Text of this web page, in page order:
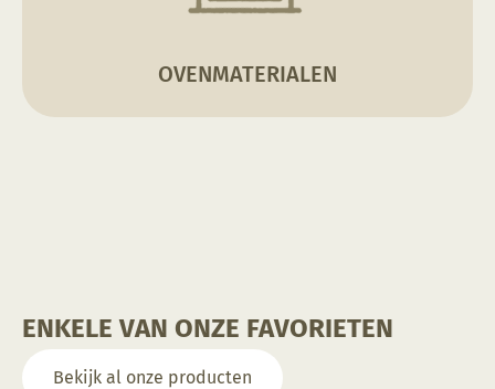
OVENMATERIALEN
ENKELE VAN ONZE FAVORIETEN
Bekijk al onze producten